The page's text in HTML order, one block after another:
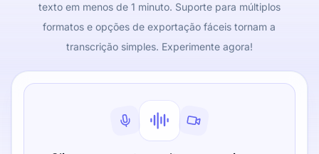
texto em menos de 1 minuto. Suporte para múltiplos
formatos e opções de exportação fáceis tornam a
transcrição simples. Experimente agora!